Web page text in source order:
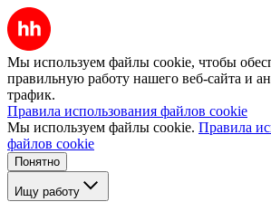
Мы используем файлы cookie, чтобы
правильную работу нашего веб-сайта и
трафик.
Правила использования файлов cookie
Мы используем файлы cookie. Правила
файлов cookie
Понятно
Ищу работу